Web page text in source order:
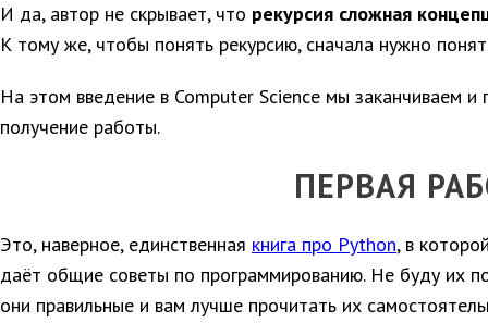
И да, автор не скрывает, что рекурсия сложная
К тому же, чтобы понять рекурсию, сначала нужно
На этом введение в Computer Science мы заканчиваем и
получение работы.
ПЕРВАЯ
Это, наверное, единственная книга про Python, в
даёт общие советы по программированию. Не буду их
они правильные и вам лучше прочитать их